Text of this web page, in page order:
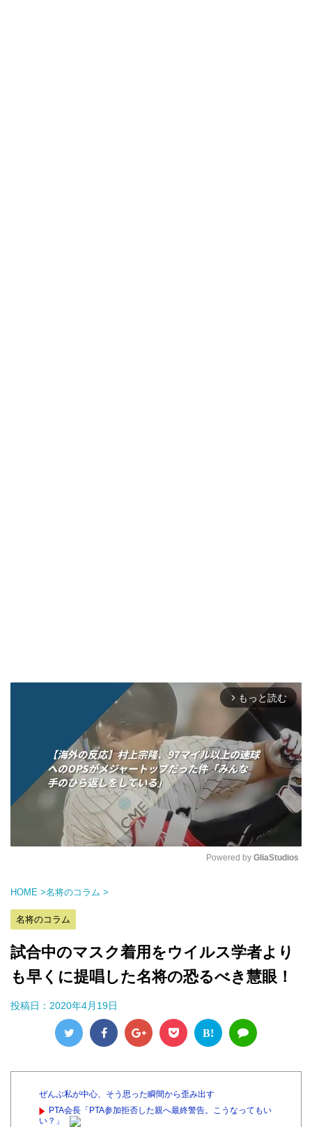
arrow_forward_ios もっと読む
Powered by GliaStudios
HOME >名将のコラム >
名将のコラム
試合中のマスク着用をウイルス学者より
も早くに提唱した名将の恐るべき慧眼！
投稿日： 2020年4月19日
B!
ぜんぶ私が中心、そう思った瞬間から歪み出す
PTA会長「PTA参加拒否した親へ最終警告。こうなってもい
い？」